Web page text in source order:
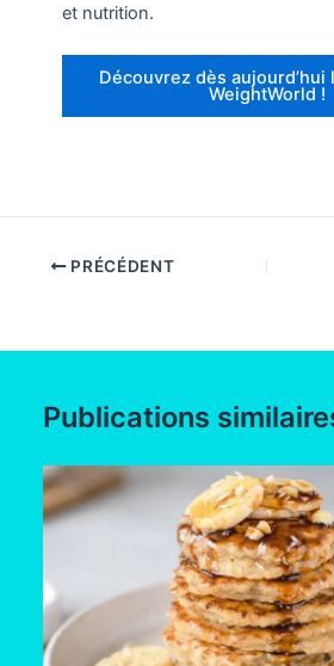
et nutrition.
Découvrez dès aujourd’hui
WeightWorld !
PRÉCÉDENT
Publications